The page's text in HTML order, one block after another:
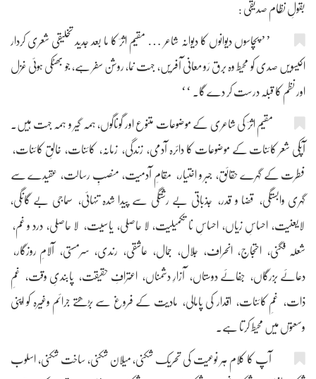
بقولِ نظام صدیقی :
’’ پچاسوں دیوانوں کا دیوانہ شاعر … مقیم اثرؔ کا ما بعد جدید تخلیقی شعری کردار
اکیسویں صدی کو محیط وہ برق رَو معانی آفریں، جہت نما، روشن سفر ہے، جو بھٹکی ہوئی غزل
اور نظم کا قبلہ درست کر دے گا۔ ‘‘
مقیم اثرؔ کی شاعری کے موضوعات متنوع اور گوناگوں، ہمہ گیر و ہمہ جہت ہیں۔
آپکی شعر کائنات کے موضوعات کا دائرہ آدمی، زندگی، زمانہ، کائنات، خالقِ کائنات،
فطرت کے گہرے حقائق، جبر و اختیار، مقامِ آدمیت، منصبِ رسالت، عقیدے سے
گہری وابستگی، قضا و قدر، جذباتی بے رشتگی سے پیدا شدہ تنہائی، سماجی بے گانگی،
لایعنیت، احساسِ زیاں، احساسِ نا تکمیلیت، لا حاصلی، یاسیت، لا حاصلی، درد و غم،
شعلہ فگنی، احتجاج، انحراف، جلال، جمال، عاشقی، رندی، سرمستی، آلامِ روزگار،
دعائے بزرگاں، جفائے دوستاں، آزارِ دشمناں، اعترافِ حقیقت، پابندیِ وقت، غمِ
ذات، غمِ کائنات، اقدار کی پامالی، مادیت کے فروغ سے بڑھتے جرائم وغیرہ کو اپنی
وسعتوں میں محیط کرتا ہے۔
آپ کا کلام ہر نوعیت کی تحریک شکنی، میلان شکنی، ساخت شکنی، اسلوب